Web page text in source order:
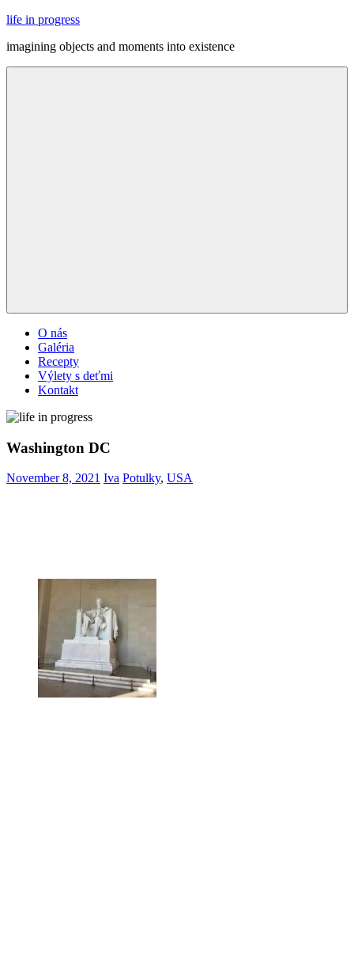
Skip
content
life in progress
imagining objects and moments into existence
O nás
Galéria
Recepty
Výlety s deťmi
Kontakt
Washington DC
November 8, 2021 Iva Potulky, USA